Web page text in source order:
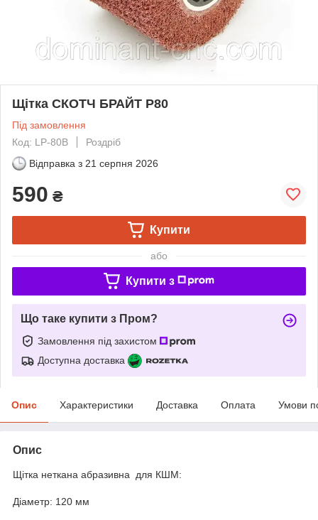
Щітка СКОТЧ БРАЙТ P80
Під замовлення
Код: LP-80B
Роздріб
Відправка з 21 серпня 2026
590 ₴
Купити
або
Купити з
Що таке купити з Пром?
Замовлення під захистом
Доступна доставка
Опис Характеристики Доставка Оплата Умови
Опис
Щітка неткана абразивна для КШМ:
Діаметр: 120 мм